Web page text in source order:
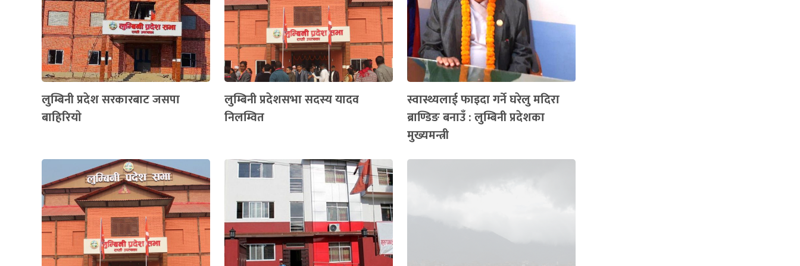
लुम्बिनी प्रदेश सरकारबाट जसपा
बाहिरियाे
लुम्बिनी प्रदेशसभा सदस्य यादव
निलम्वित
स्वास्थ्यलाई फाइदा गर्ने घरेलु मदिरा
ब्राण्डिङ बनाउँ : लुम्बिनी प्रदेशका
मुख्यमन्त्री